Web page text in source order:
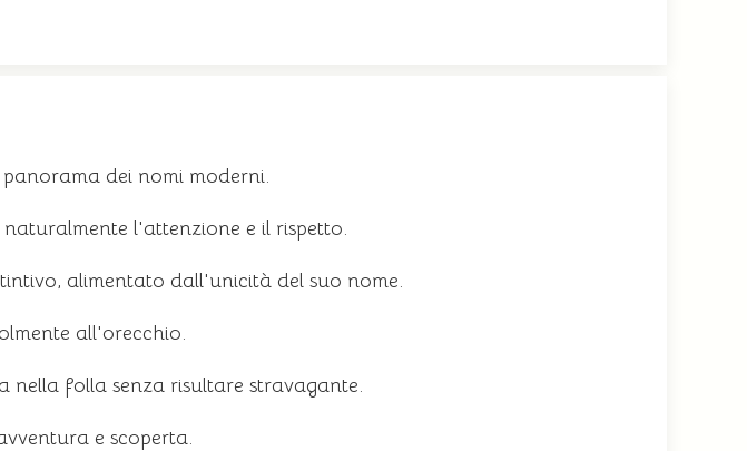
dei nomi moderni.
l'attenzione e il rispetto.
alimentato dall'unicità del suo nome.
all'orecchio.
nella folla senza risultare stravagante.
e scoperta.